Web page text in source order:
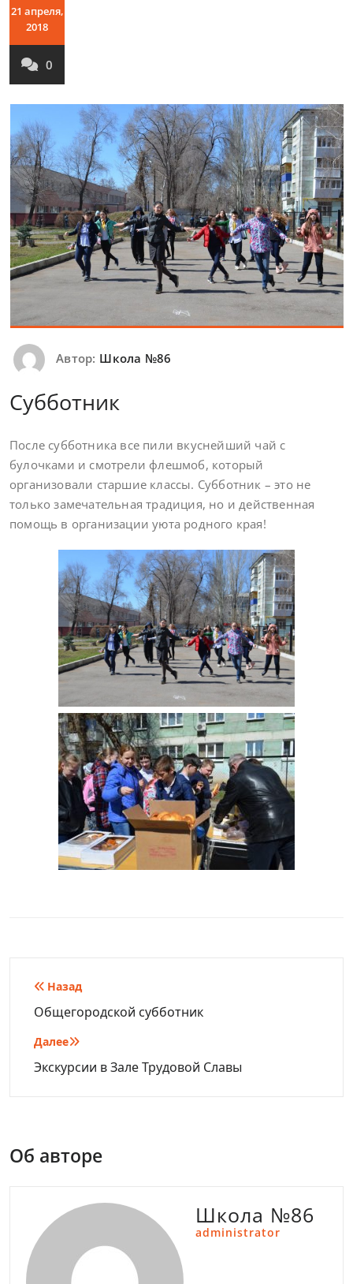
21 апреля,
2018
0
Автор: Школа №86
Субботник
После субботника все пили вкуснейший чай с
булочками и смотрели флешмоб, который
организовали старшие классы. Субботник – это не
только замечательная традиция, но и действенная
помощь в организации уюта родного края!
Навигация
по
записям
Назад
Общегородской субботник
Далее
Экскурсии в Зале Трудовой Славы
Об авторе
Школа №86
administrator